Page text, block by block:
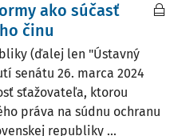
ako súčasť
činu
(ďalej len "Ústavný
senátu 26. marca 2024
sťažovateľa, ktorou
práva na súdnu ochranu
republiky ...